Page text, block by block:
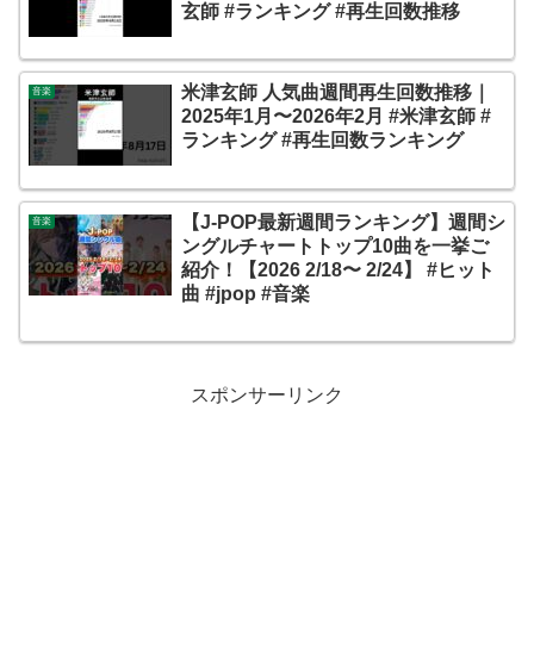
玄師 #ランキング #再生回数推移
音楽
米津玄師 人気曲週間再生回数推移｜
2025年1月〜2026年2月 #米津玄師 #
ランキング #再生回数ランキング
音楽
【J-POP最新週間ランキング】週間シ
ングルチャートトップ10曲を一挙ご
紹介！【2026 2/18〜 2/24】 #ヒット
曲 #jpop #音楽
スポンサーリンク